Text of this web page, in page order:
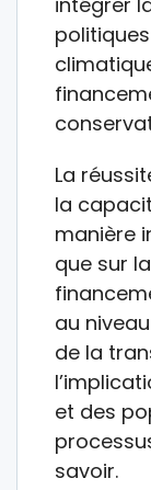
La
la
manière
que sur
au
de la
et des
savoir.